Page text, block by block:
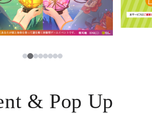
1234567
& Pop Up